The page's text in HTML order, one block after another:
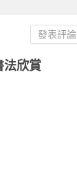
法欣賞
發表評論